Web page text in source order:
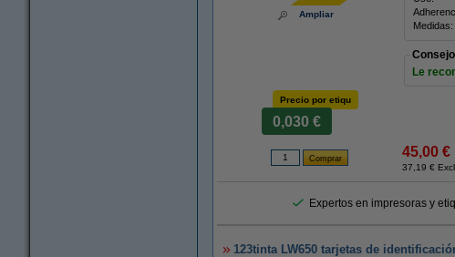
Ampliar
Medidas:
Consejo
Le
Precio por etiqu
0,030 €
45,00 €
37,19 €
Expertos en impresoras y
123tinta LW650 tarjetas de